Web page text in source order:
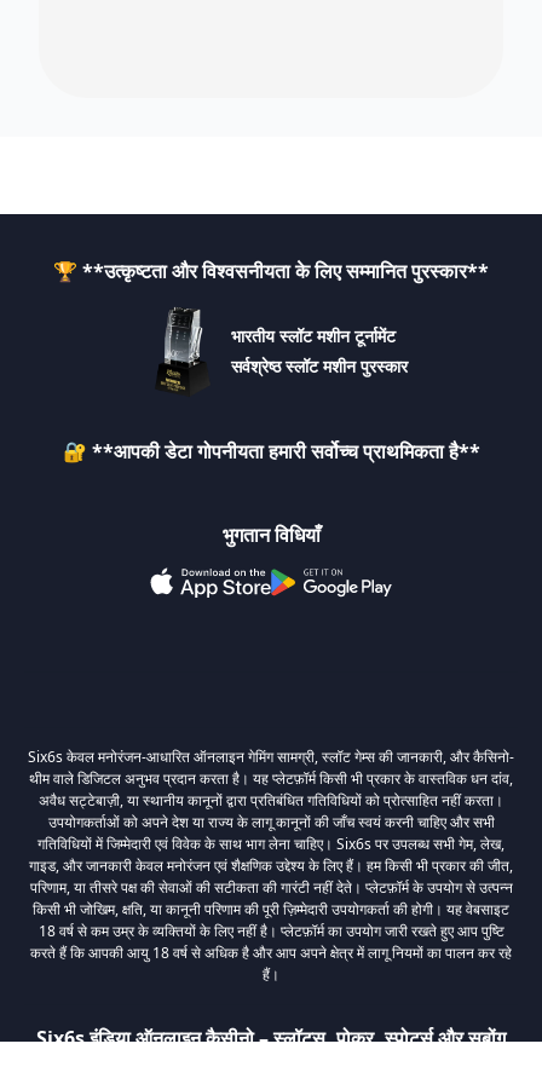
🏆 **उत्कृष्टता और विश्वसनीयता के लिए सम्मानित पुरस्कार**
भारतीय स्लॉट मशीन टूर्नामेंट
सर्वश्रेष्ठ स्लॉट मशीन पुरस्कार
🔐 **आपकी डेटा गोपनीयता हमारी सर्वोच्च प्राथमिकता है**
भुगतान विधियाँ
Six6s केवल मनोरंजन-आधारित ऑनलाइन गेमिंग सामग्री, स्लॉट गेम्स की जानकारी, और कैसिनो-
थीम वाले डिजिटल अनुभव प्रदान करता है। यह प्लेटफ़ॉर्म किसी भी प्रकार के वास्तविक धन दांव,
अवैध सट्टेबाज़ी, या स्थानीय कानूनों द्वारा प्रतिबंधित गतिविधियों को प्रोत्साहित नहीं करता।
उपयोगकर्ताओं को अपने देश या राज्य के लागू कानूनों की जाँच स्वयं करनी चाहिए और सभी
गतिविधियों में जिम्मेदारी एवं विवेक के साथ भाग लेना चाहिए। Six6s पर उपलब्ध सभी गेम, लेख,
गाइड, और जानकारी केवल मनोरंजन एवं शैक्षणिक उद्देश्य के लिए हैं। हम किसी भी प्रकार की जीत,
परिणाम, या तीसरे पक्ष की सेवाओं की सटीकता की गारंटी नहीं देते। प्लेटफ़ॉर्म के उपयोग से उत्पन्न
किसी भी जोखिम, क्षति, या कानूनी परिणाम की पूरी ज़िम्मेदारी उपयोगकर्ता की होगी। यह वेबसाइट
18 वर्ष से कम उम्र के व्यक्तियों के लिए नहीं है। प्लेटफ़ॉर्म का उपयोग जारी रखते हुए आप पुष्टि
करते हैं कि आपकी आयु 18 वर्ष से अधिक है और आप अपने क्षेत्र में लागू नियमों का पालन कर रहे
हैं।
Six6s इंडिया ऑनलाइन कैसीनो – स्लॉट्स, पोकर, स्पोर्ट्स और सबोंग